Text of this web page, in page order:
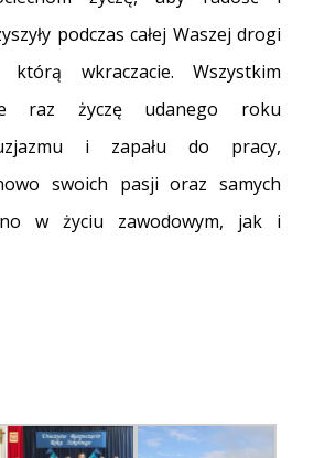
podczas całej Waszej drogi
którą wkraczacie.
Wszystkim
raz życzę udanego roku
i zapału do pracy,
swoich pasji oraz samych
w życiu zawodowym, jak i